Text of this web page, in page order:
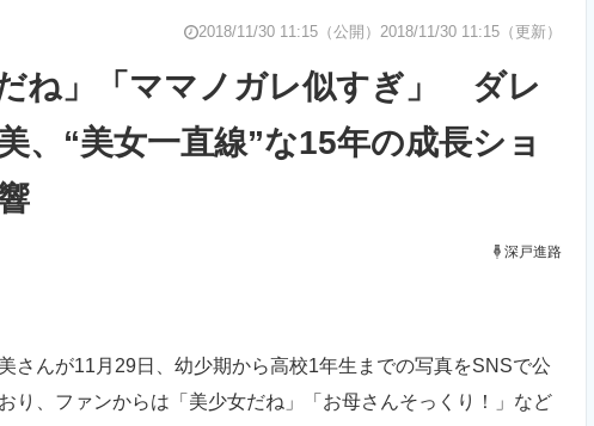
経営リーダー
企業向けIT製品の総合サイト IT製品の技術・比較・事例 製造業のIT導
エネルギー
2018/11/30 11:15（公開） 2018/11/30 11:15（更新）
だね」「ママノガレ似すぎ」 ダレ
、“美女一直線”な15年の成長ショ
深戸進路
さんが11月29日、幼少期から高校1年生までの写真をSNSで公
り、ファンからは「美少女だね」「お母さんそっくり！」など